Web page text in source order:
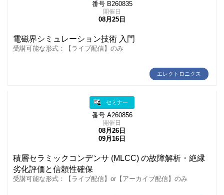
番号 B260835
開催日
08月25日
電磁界シミュレーション技術 入門
受講可能な形式：【ライブ配信】のみ
エレクトロニクス
セミナー
番号 A260856
開催日
08月26日
09月16日
積層セラミックコンデンサ (MLCC) の故障解析・絶縁
劣化評価と信頼性確保
受講可能な形式：【ライブ配信】or【アーカイブ配信】のみ